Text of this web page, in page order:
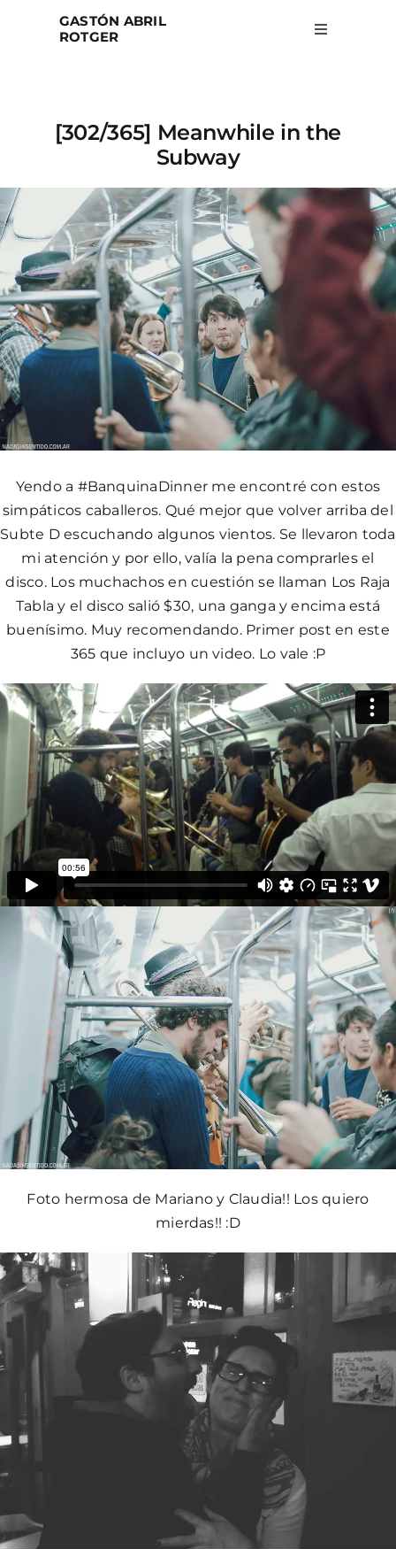
GASTÓN ABRIL
ROTGER
Toggle
Projects
Blog
About
Search
for:
[302/365] Meanwhile in the
Subway
Yendo a #BanquinaDinner me encontré con estos
simpáticos caballeros. Qué mejor que volver arriba del
Subte D escuchando algunos vientos. Se llevaron toda
mi atención y por ello, valía la pena comprarles el
disco. Los muchachos en cuestión se llaman Los Raja
Tabla y el disco salió $30, una ganga y encima está
buenísimo. Muy recomendando. Primer post en este
365 que incluyo un video. Lo vale :P
Foto hermosa de Mariano y Claudia!! Los quiero
mierdas!! :D